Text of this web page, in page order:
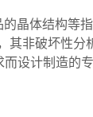
晶体结构等
其非破坏性
设计制造的